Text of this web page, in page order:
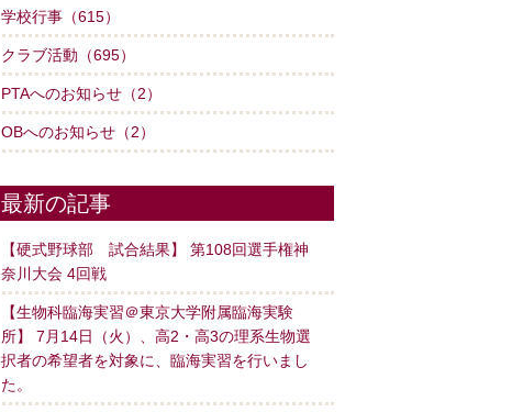
学校行事（615）
クラブ活動（695）
PTAへのお知らせ（2）
OBへのお知らせ（2）
最新の記事
【硬式野球部 試合結果】 第108回選手権神
奈川大会 4回戦
【生物科臨海実習＠東京大学附属臨海実験
所】 7月14日（火）、高2・高3の理系生物選
択者の希望者を対象に、臨海実習を行いまし
た。